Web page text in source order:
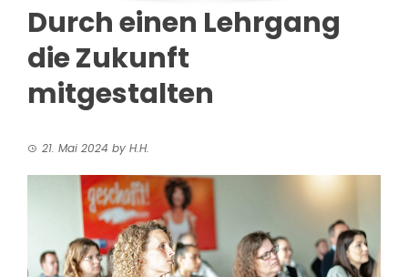
Durch einen Lehrgang
die Zukunft
mitgestalten
21. Mai 2024 by H.H.